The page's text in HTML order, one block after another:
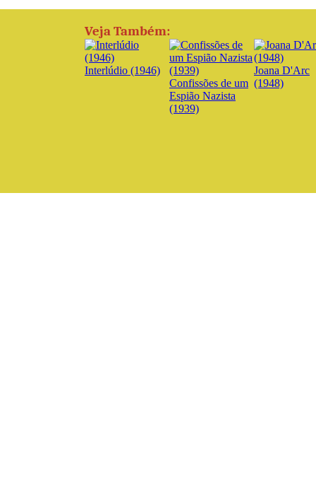
Veja Também:
Interlúdio (1946)
Confissões de um
Espião Nazista
(1939)
Joana D'Arc
(1948)